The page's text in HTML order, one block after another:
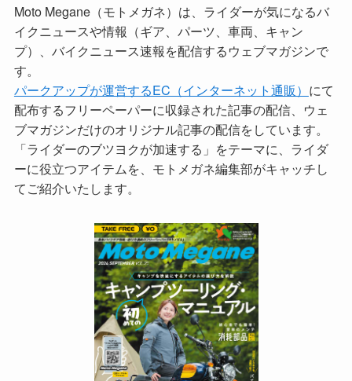
Moto Megane（モトメガネ）は、ライダーが気になるバ
イクニュースや情報（ギア、パーツ、車両、キャン
プ）、バイクニュース速報を配信するウェブマガジンで
す。
パークアップが運営するEC（インターネット通販） にて
配布するフリーペーパーに収録された記事の配信、ウェ
ブマガジンだけのオリジナル記事の配信をしています。
「ライダーのブツヨクが加速する」をテーマに、ライダ
ーに役立つアイテムを、モトメガネ編集部がキャッチし
てご紹介いたします。